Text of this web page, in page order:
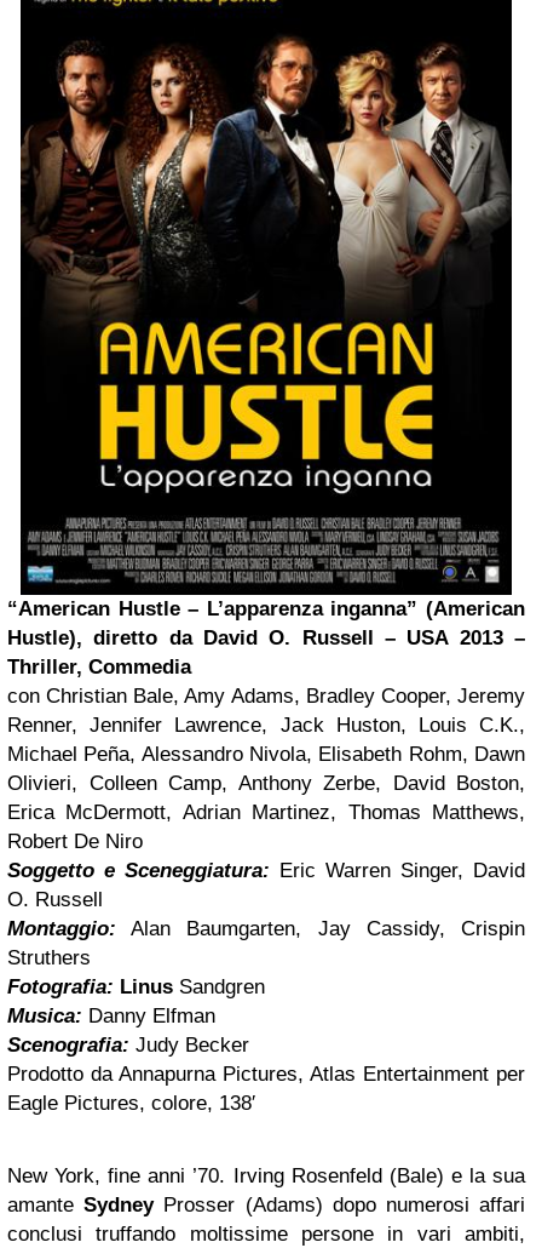
“American Hustle – L’apparenza inganna” (American
Hustle), diretto da David O. Russell – USA 2013 –
Thriller, Commedia
con Christian Bale, Amy Adams, Bradley Cooper, Jeremy
Renner, Jennifer Lawrence, Jack Huston, Louis C.K.,
Michael Peña, Alessandro Nivola, Elisabeth Rohm, Dawn
Olivieri, Colleen Camp, Anthony Zerbe, David Boston,
Erica McDermott, Adrian Martinez, Thomas Matthews,
Robert De Niro
Soggetto e Sceneggiatura:
Eric Warren Singer, David
O. Russell
Montaggio: Alan Baumgarten, Jay Cassidy, Crispin
Struthers
Fotografia: Linus Sandgren
Musica: Danny Elfman
Scenografia: Judy Becker
Prodotto da Annapurna Pictures, Atlas Entertainment per
Eagle Pictures, colore, 138′
New York, fine anni ’70. Irving Rosenfeld (Bale) e la sua
amanteSydneyProsser (Adams) dopo numerosi affari
conclusi truffando moltissime persone in vari ambiti,